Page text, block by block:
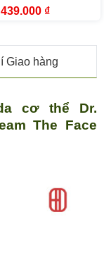
The Face Shop
Giá
439.000 ₫Giá
439.000 ₫.
Giao hàng
cơ thể Dr.
The Face